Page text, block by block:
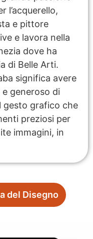
l’acquerello,
e pittore
e lavora nella
dove ha
di Belle Arti.
significa avere
e generoso di
gesto grafico che
preziosi per
immagini, in
del Disegno